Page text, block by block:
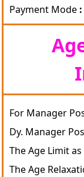
Payment Mode
For Manager
Dy. Manager
The Age Limit
The Age